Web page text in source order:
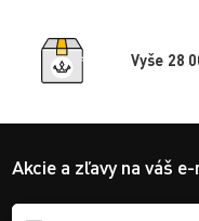
Vyše 28
Akcie a zľavy na váš